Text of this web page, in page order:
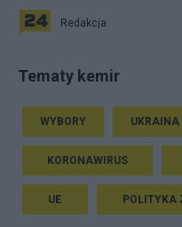
Redakcja
Tematy kemir
WYBORY UKRAINA
KORONAWIRUS
UE POLITYKA